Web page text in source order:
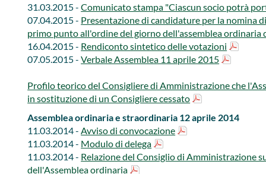
31.03.2015 -Comunicato stampa "Ciascun socio potrà
07.04.2015 - Presentazione di candidature per la nomina
primo punto all'ordine del giorno dell'assemblea ordinaria
16.04.2015 - Rendiconto sintetico delle votazioni
07.05.2015 -Verbale Assemblea 11 aprile 2015
Profilo teorico del Consigliere di Amministrazione che
in sostituzione di un Consigliere cessato
Assemblea ordinaria e straordinaria 12 aprile 2014
​11.03.2014 -Avviso di convocazione
11.03.2014 - Modulo di delega
11.03.2014 - Relazione del Consiglio di Amministrazione
dell'Assemblea ordinaria